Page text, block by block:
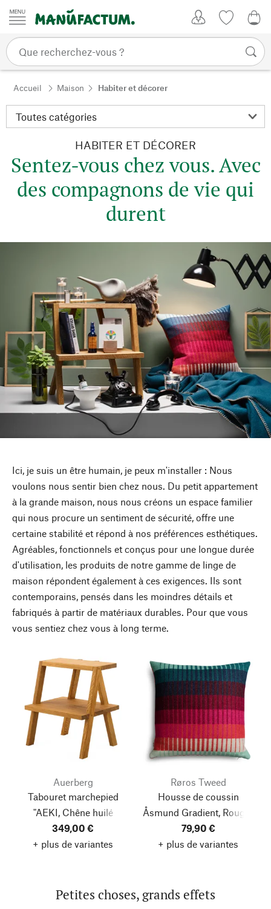
Passer au contenu
Accueil Maison Habiter et décorer
HABITER ET DÉCORER
Sentez-vous chez vous. Avec
des compagnons de vie qui
durent
Ici, je suis un être humain, je peux m'installer : Nous
voulons nous sentir bien chez nous. Du petit appartement
à la grande maison, nous nous créons un espace familier
qui nous procure un sentiment de sécurité, offre une
certaine stabilité et répond à nos préférences esthétiques.
Agréables, fonctionnels et conçus pour une longue durée
d'utilisation, les produits de notre gamme de linge de
maison répondent également à ces exigences. Ils sont
contemporains, pensés dans les moindres détails et
fabriqués à partir de matériaux durables. Pour que vous
vous sentiez chez vous à long terme.
Auerberg
Tabouret marchepied
"AEKI, Chêne huilé
349,00 €
+ plus de variantes
Røros Tweed
Housse de coussin
Åsmund Gradient, Rouge-
Turquoise
79,90 €
+ plus de variantes
Petites choses, grands effets